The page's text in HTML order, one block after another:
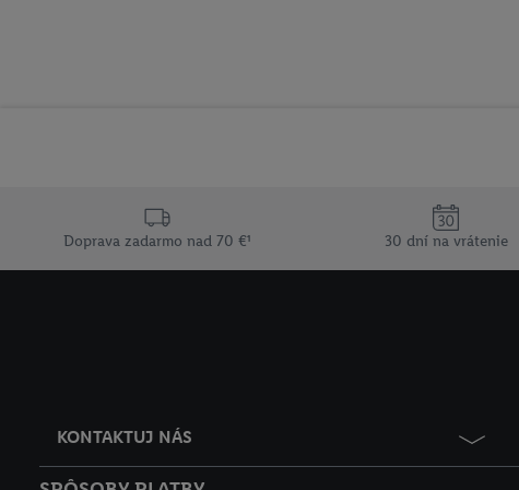
Doprava zadarmo nad 70 €¹ 30 dní na vrátenie
KONTAKTUJ NÁS